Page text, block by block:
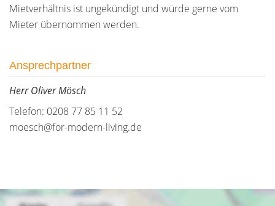
Mietverhältnis ist ungekündigt und würde gerne vom
Mieter übernommen werden.
Ansprechpartner
Herr Oliver Mösch
Telefon: 0208 77 85 11 52
moesch@for-modern-living.de